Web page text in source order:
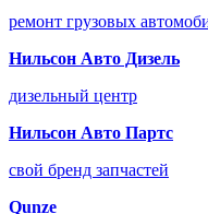
ремонт грузовых
Нильсон Авто Дизель
дизельный центр
Нильсон Авто Партс
свой бренд запчастей
Qunze